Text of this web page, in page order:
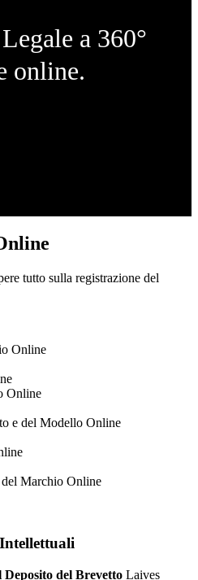
a 360°
online.
tutto sulla registrazione del
Online
Online
e del Modello Online
del Marchio Online
Deposito del Brevetto Laives